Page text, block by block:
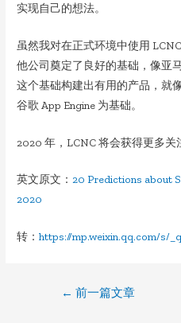
实现自己的想法。
虽然我对在正式环境中使用
他公司奠定了良好的基础，像亚
这个基础构建出有用的产品，就
谷歌 App Engine 为基础。
2020 年，LCNC 将会获得更多关
英文原文：20 Predictions about
2020
转：https://mp.weixin.qq.com/s/
← 前一篇文章